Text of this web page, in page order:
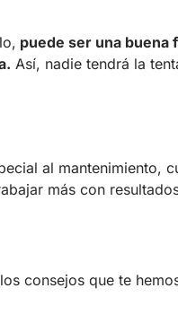
puede ser una buena
Así, nadie tendrá la
al mantenimiento,
más con
consejos que te